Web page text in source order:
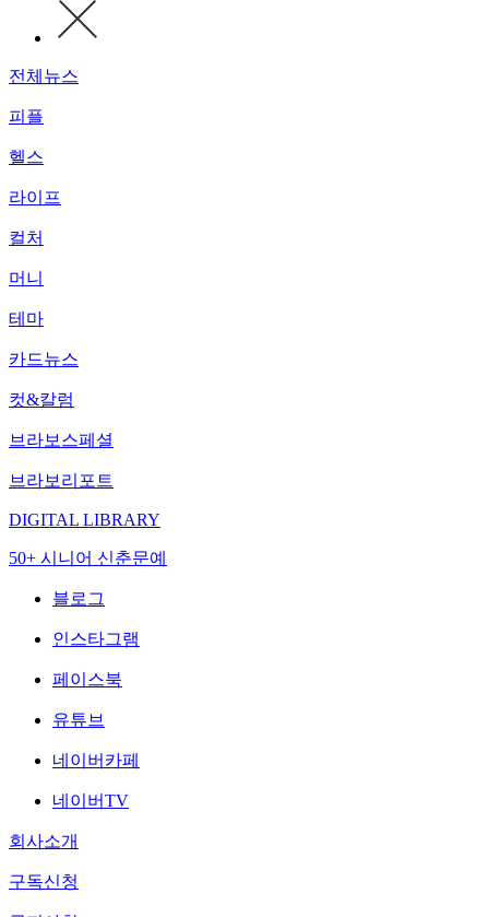
전체뉴스
피플
헬스
라이프
컬처
머니
테마
카드뉴스
컷&칼럼
브라보스페셜
브라보리포트
DIGITAL LIBRARY
50+ 시니어 신춘문예
블로그
인스타그램
페이스북
유튜브
네이버카페
네이버TV
회사소개
구독신청